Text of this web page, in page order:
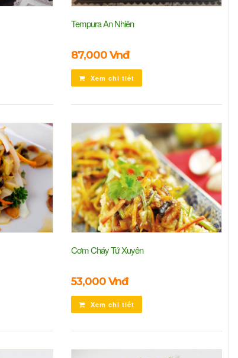
Tempura An Nhiên
87,000 Vnđ
Xem chi tiết
Cơm Cháy Tứ Xuyên
53,000 Vnđ
Xem chi tiết